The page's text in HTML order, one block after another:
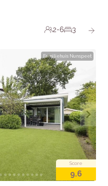
2-6 3
Familiehuis Nunspeet
Score
9.6